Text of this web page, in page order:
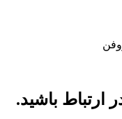
ارتباط باشید.